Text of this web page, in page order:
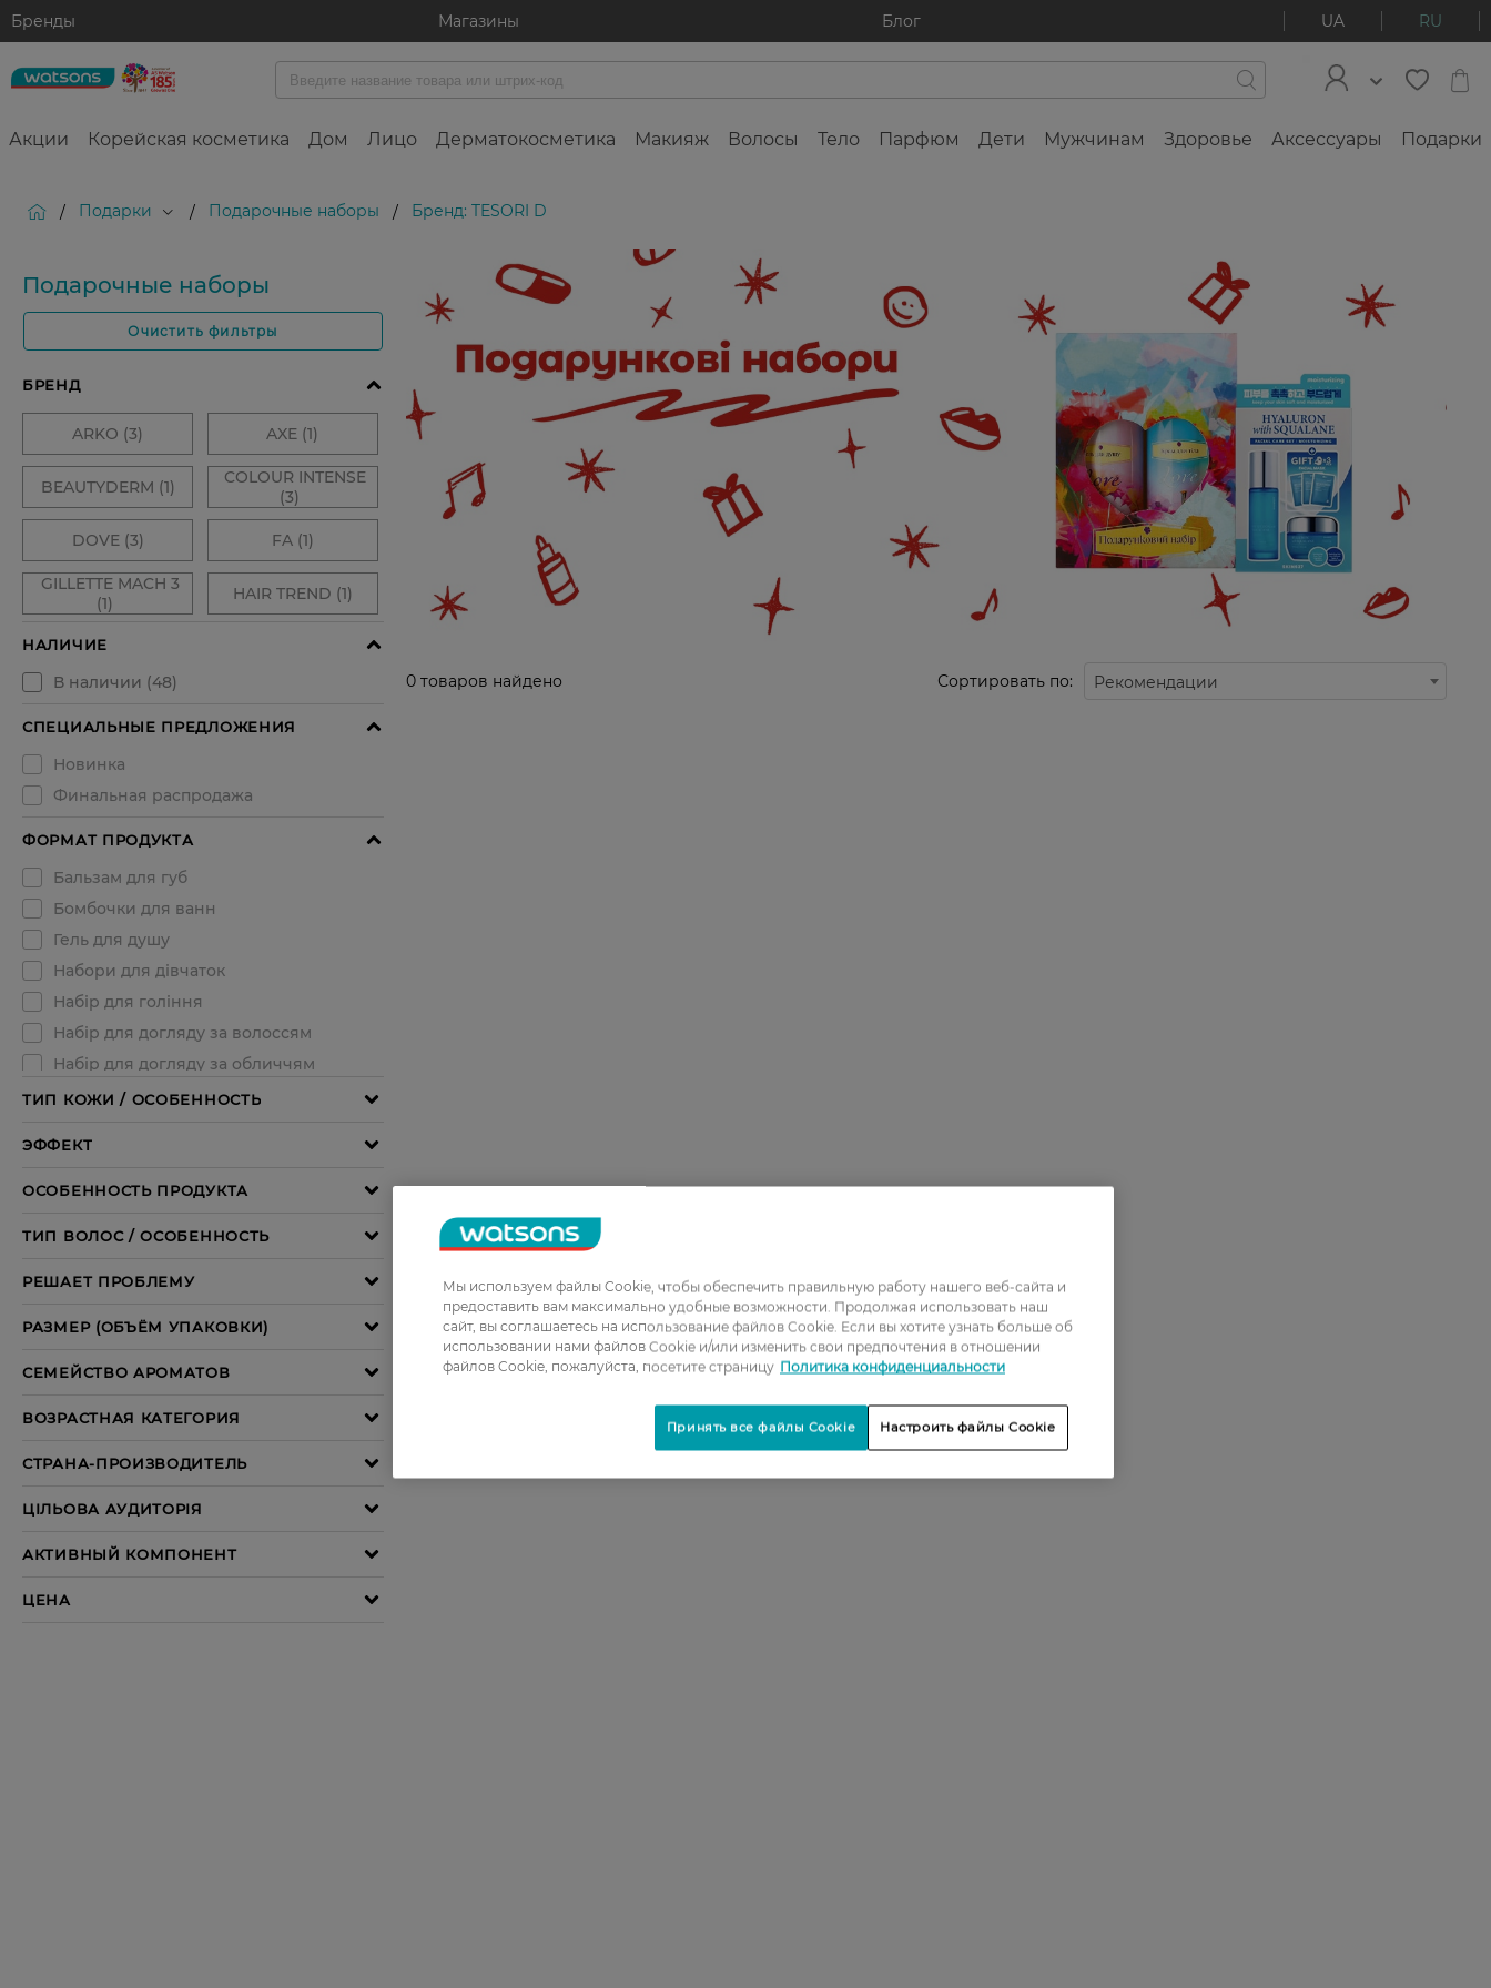
Бренды Магазины Блог UA RU
Акции Корейская косметика Дом Лицо Дерматокосметика Макияж Волосы Тело Парфюм Дети Мужчинам Здоровье Аксессуары Подарки
/ Подарки / Подарочные наборы / Бренд: TESORI D
Подарочные наборы
Очистить фильтры
0 товаров найдено Сортировать по: Рекомендации
Мы используем файлы Cookie, чтобы обеспечить правильную работу нашего веб-сайта и
предоставить вам максимально удобные возможности. Продолжая использовать наш
сайт, вы соглашаетесь на использование файлов Cookie. Если вы хотите узнать больше об
использовании нами файлов Cookie и/или изменить свои предпочтения в отношении
файлов Cookie, пожалуйста, посетите страницу Политика конфиденциальности
Настроить файлы Cookie
Принять все файлы Cookie